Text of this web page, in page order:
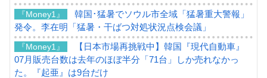
『Money1』
韓国･猛暑でソウル市全域「猛暑重大警報」
発令。李在明「猛暑・干ばつ対処状況点検会議」
『Money1』
【日本市場再挑戦中】韓国『現代自動車』
07月販売台数は去年のほぼ半分「71台」しか売れなかっ
た。『起亜』は9台だけ